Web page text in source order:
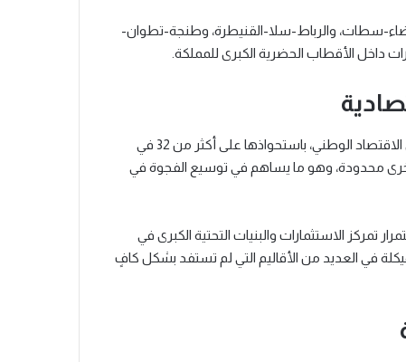
سطات، والرباط-سلا-القنيطرة، وطنجة-تطوان-
داخل الأقطاب الحضرية الكبرى للمملكة.
وتحافظ جهة الدار البيضاء-سطات على مكانتها كأول مساهم في الاقتصاد الوطني، باستحواذها على أكثر من 32 في
محدودة، وهو ما يساهم في توسيع الفجوة في
تمركز الاستثمارات والبنيات التحتية الكبرى في
في العديد من الأقاليم التي لم تستفد بشكل كافٍ